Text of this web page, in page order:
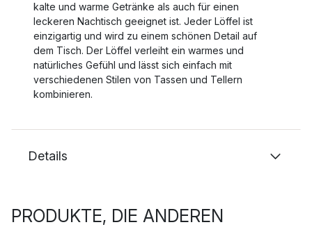
kalte und warme Getränke als auch für einen
leckeren Nachtisch geeignet ist. Jeder Löffel ist
einzigartig und wird zu einem schönen Detail auf
dem Tisch. Der Löffel verleiht ein warmes und
natürliches Gefühl und lässt sich einfach mit
verschiedenen Stilen von Tassen und Tellern
kombinieren.
Details
PRODUKTE, DIE ANDEREN